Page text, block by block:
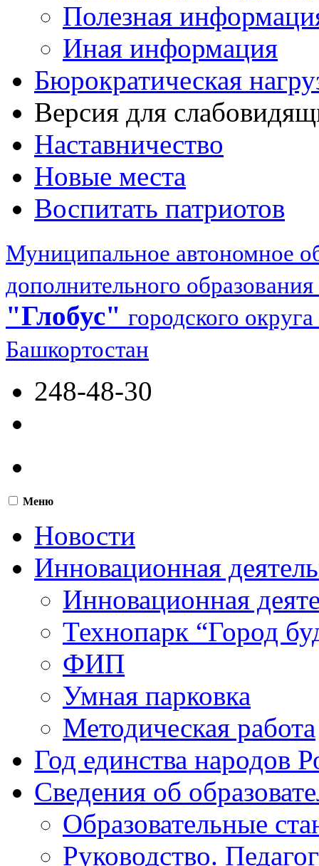
Полезная
Иная информация
Бюрократическая
Версия для
Наставничество
Новые места
Воспитать патриотов
Муниципальное автономное
дополнительного образования
"Глобус" городского
Башкортостан
248-48-30
Меню
Новости
Инновационная
Инновационная
Технопарк “Город
ФИП
Умная парковка
Методическая работа
Год единства народов
Сведения об
Образовательные
Руководство.